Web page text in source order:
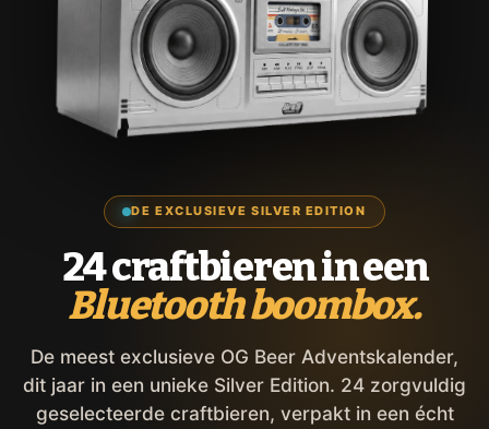
DE EXCLUSIEVE SILVER EDITION
24 craftbieren in een
Bluetooth boombox.
De meest exclusieve OG Beer Adventskalender,
dit jaar in een unieke Silver Edition. 24 zorgvuldig
geselecteerde craftbieren, verpakt in een écht